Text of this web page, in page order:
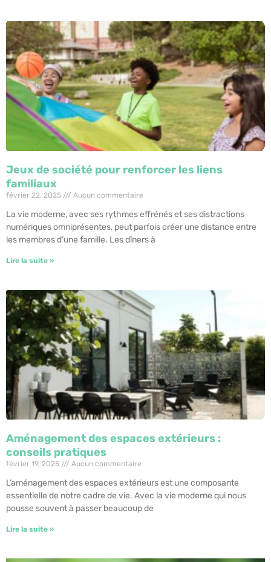
Jeux de société pour renforcer les liens
familiaux
février 22, 2025 Aucun commentaire
La vie moderne, avec ses rythmes effrénés et ses distractions
numériques omniprésentes, peut parfois créer une distance entre
les membres d’une famille. Les dîners à
Lire la suite »
Aménagement des espaces extérieurs :
conseils pratiques
février 19, 2025 Aucun commentaire
L’aménagement des espaces extérieurs est une composante
essentielle de notre cadre de vie. Avec la vie moderne qui nous
pousse souvent à passer beaucoup de
Lire la suite »